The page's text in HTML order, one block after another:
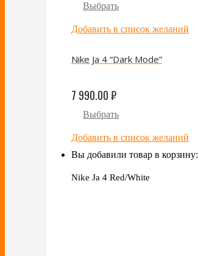
Выбрать
Добавить в список желаний
Nike Ja 4 “Dark Mode”
7 990.00₽
Выбрать
Добавить в список желаний
Вы добавили товар в корзину:
Nike Ja 4 Red/White